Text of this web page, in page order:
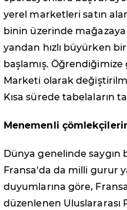
yerel marketleri satın
binin üzerinde
yandan hızlı büyürken
başlamış.
Marketi olarak
Kısa sürede tabelaların
Menemenli
Dünya genelinde
Fransa'da da milli gurur
duyumlarına göre,
düzenlenen Uluslararası